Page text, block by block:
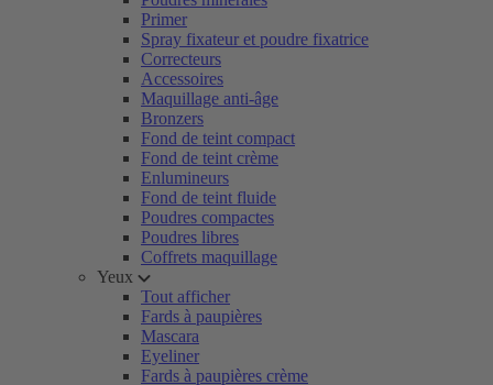
Primer
Spray fixateur et poudre fixatrice
Correcteurs
Accessoires
Maquillage anti-âge
Bronzers
Fond de teint compact
Fond de teint crème
Enlumineurs
Fond de teint fluide
Poudres compactes
Poudres libres
Coffrets maquillage
Yeux
Tout afficher
Fards à paupières
Mascara
Eyeliner
Fards à paupières crème